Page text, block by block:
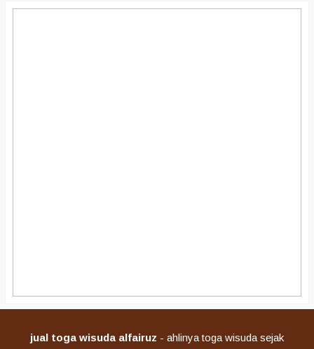
jual toga wisuda alfairuz - ahlinya toga wisuda sejak